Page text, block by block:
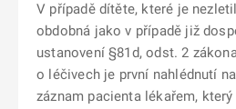
V případě dítěte, které je
obdobná jako v případě již
ustanovení §81d, odst. 2
o léčivech je první nahlédnutí
záznam pacienta lékařem,